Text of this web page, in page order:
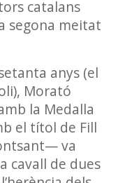
catalans
segona meitat
anys (el
Morató
la Medalla
el títol de Fill
va
cavall de dues